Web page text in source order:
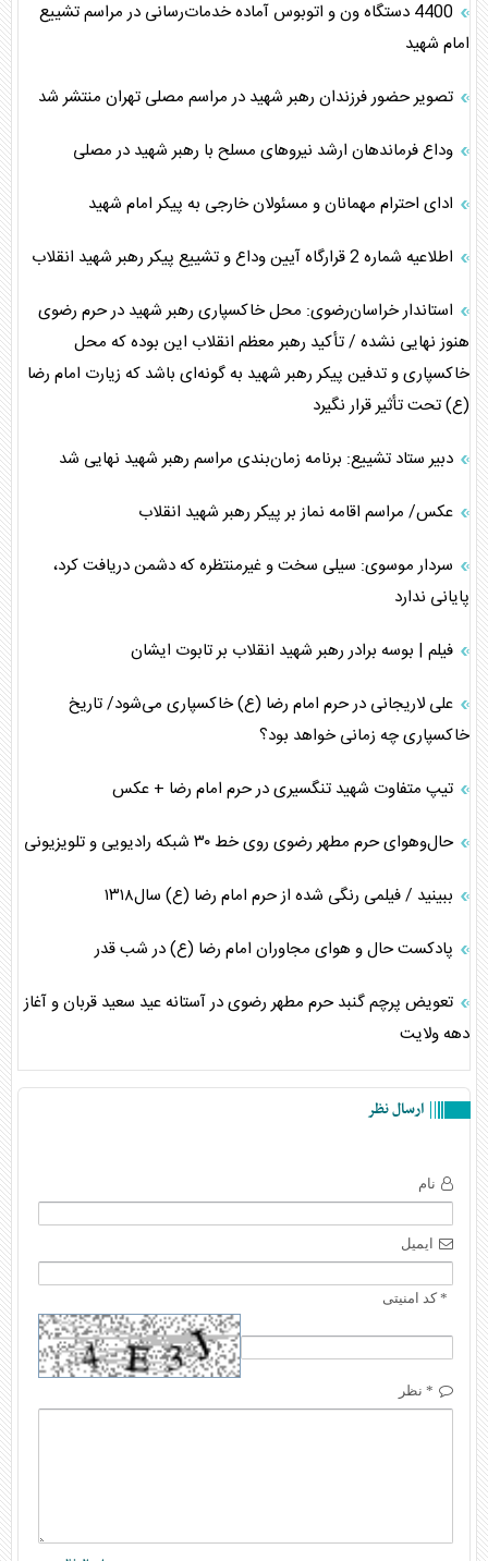
4400 دستگاه ون و اتوبوس آماده خدمات‌رسانی در مراسم تشییع
امام شهید
تصویر حضور فرزندان رهبر شهید در مراسم مصلی تهران منتشر شد
وداع فرماندهان ارشد نیروهای مسلح با رهبر شهید در مصلی
ادای احترام مهمانان و مسئولان خارجی به پیکر امام شهید
اطلاعیه شماره 2 قرارگاه آیین وداع و تشییع پیکر رهبر شهید انقلاب
استاندار خراسان‌رضوی: محل خاکسپاری رهبر شهید در حرم رضوی
هنوز نهایی نشده / تأکید رهبر معظم انقلاب این بوده که محل
خاکسپاری و تدفین پیکر رهبر شهید به گونه‌ای باشد که زیارت امام رضا
(ع) تحت تأثیر قرار نگیرد
دبیر ستاد تشییع: برنامه زمان‌بندی مراسم رهبر شهید نهایی شد
عکس/ مراسم اقامه نماز بر پیکر رهبر شهید انقلاب
سردار موسوی: سیلی سخت و غیرمنتظره که دشمن دریافت کرد،
پایانی ندارد
فیلم | بوسه برادر رهبر شهید انقلاب بر تابوت ایشان
علی لاریجانی در حرم امام رضا (ع) خاکسپاری می‌شود/ تاریخ
خاکسپاری چه زمانی خواهد بود؟
تیپ متفاوت شهید تنگسیری در حرم امام رضا + عکس
حال‌وهوای حرم مطهر رضوی روی خط ۳۰ شبکه رادیویی و تلویزیونی
ببینید / فیلمی رنگی شده از حرم امام رضا (ع) سال۱۳۱۸
پادکست حال و هوای مجاوران امام رضا (ع) در شب قدر
تعویض پرچم گنبد حرم مطهر رضوی در آستانه عید سعید قربان و آغاز
دهه ولایت
ارسال نظر
نام
ایمیل
* کد امنیتی
* نظر